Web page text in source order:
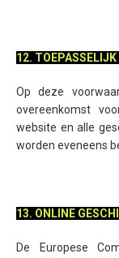
12. TOEPASSELIJK
Op deze
overeenkomst
website en alle
worden eveneens
13. ONLINE
De Europese